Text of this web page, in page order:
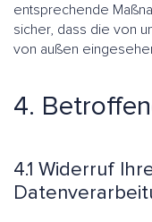
entsprechende
sicher, dass die von
von außen
4.
4.1 Widerruf